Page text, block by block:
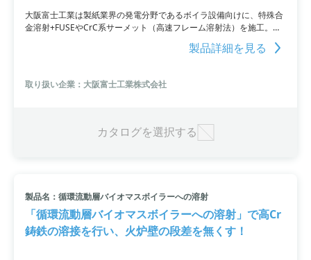
大阪富士工業は製紙業界の発電分野であるボイラ設備向けに、特殊合
金溶射+FUSEやCrC系サーメット（高速フレーム溶射法）を施工。ボ
イラ設備の火炉壁などの損傷部に施工し、再溶融処理により溶射皮膜
を緻密にし、腐食環境にも適しています。損傷と抜管作業、溶射施
製品詳細を見る
取り扱い企業：大阪富士工業株式会社
カタログを選択する
製品名：循環流動層バイオマスボイラーへの溶射
「循環流動層バイオマスボイラーへの溶射」で高Cr
鋳鉄の溶接を行い、火炉壁の段差を無くす！